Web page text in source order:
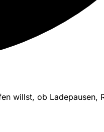
willst, ob Ladepausen,